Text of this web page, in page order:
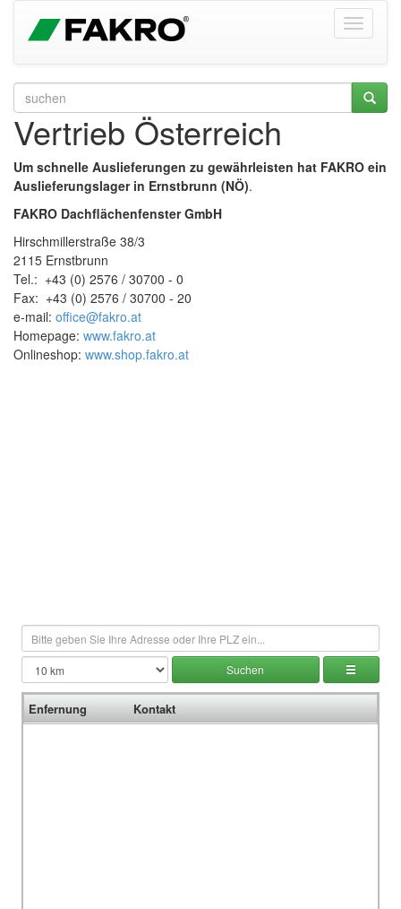
Vertrieb Österreich
Um schnelle Auslieferungen zu gewährleisten hat FAKRO ein
Auslieferungslager in Ernstbrunn (NÖ).
FAKRO Dachflächenfenster GmbH
Hirschmillerstraße 38/3
2115 Ernstbrunn
Tel.: +43 (0) 2576 / 30700 - 0
Fax: +43 (0) 2576 / 30700 - 20
e-mail: office@fakro.at
Homepage: www.fakro.at
Onlineshop: www.shop.fakro.at